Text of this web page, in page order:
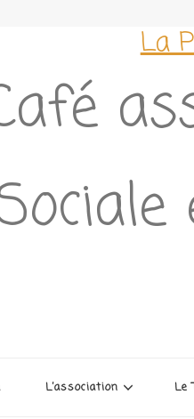
La
L’association Le